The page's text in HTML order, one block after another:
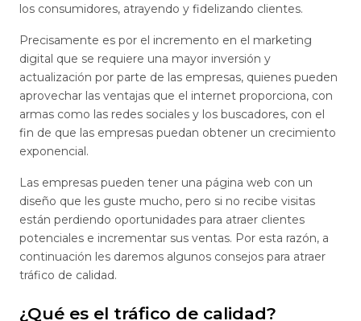
los consumidores, atrayendo y fidelizando clientes.
Precisamente es por el incremento en el marketing
digital que se requiere una mayor inversión y
actualización por parte de las empresas, quienes pueden
aprovechar las ventajas que el internet proporciona, con
armas como las redes sociales y los buscadores, con el
fin de que las empresas puedan obtener un crecimiento
exponencial.
Las empresas pueden tener una página web con un
diseño que les guste mucho, pero si no recibe visitas
están perdiendo oportunidades para atraer clientes
potenciales e incrementar sus ventas. Por esta razón, a
continuación les daremos algunos consejos para atraer
tráfico de calidad.
¿Qué es el tráfico de calidad?